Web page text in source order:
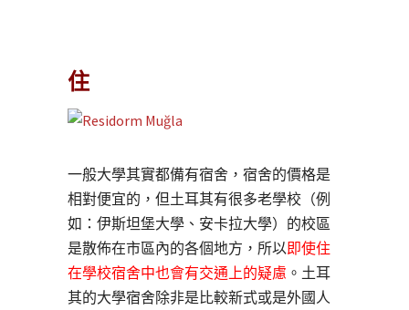
住
一般大學其實都備有宿舍，宿舍的價格是
相對便宜的，但土耳其有很多老學校（例
如：伊斯坦堡大學、安卡拉大學）的校區
是散佈在市區內的各個地方，所以即使住
在學校宿舍中也會有交通上的疑慮 。土耳
其的大學宿舍除非是比較新式或是外國人